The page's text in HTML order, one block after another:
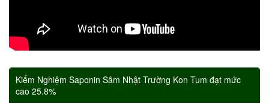
Kiểm Nghiệm Saponin Sâm Nhật Trường Kon Tum đạt mức
cao 25.8%